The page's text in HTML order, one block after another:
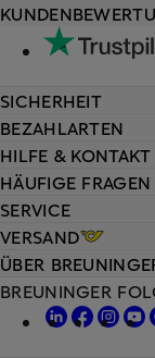
HILFE & KONTAKT
HÄUFIGE FRAGEN
SERVICE
VERSAND
SICHERHEIT
BEZAHLARTEN
ÜBER
BREUNINGER